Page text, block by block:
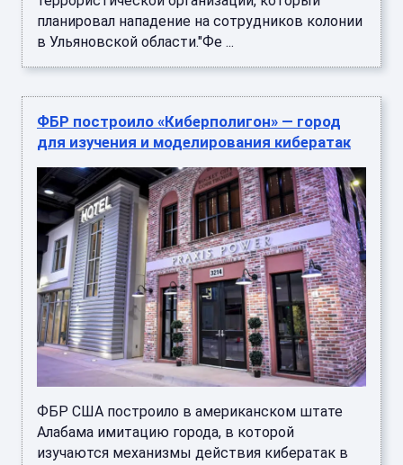
планировал нападение на сотрудников колонии
в Ульяновской области."Фе ...
ФБР построило «Киберполигон» — город
для изучения и моделирования кибератак
ФБР США построило в американском штате
Алабама имитацию города, в которой
изучаются механизмы действия кибератак в